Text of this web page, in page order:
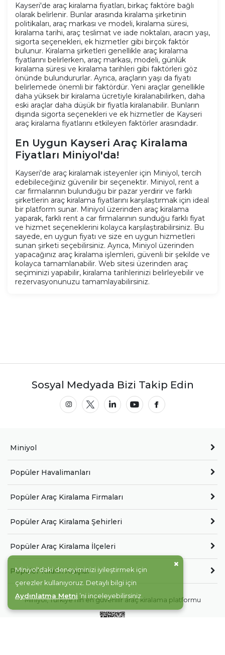
Kayseri'de araç kiralama fiyatları, birkaç faktöre bağlı
olarak belirlenir. Bunlar arasında kiralama şirketinin
politikaları, araç markası ve modeli, kiralama süresi,
kiralama tarihi, araç teslimat ve iade noktaları, aracın yaşı,
sigorta seçenekleri, ek hizmetler gibi birçok faktör
bulunur. Kiralama şirketleri genellikle araç kiralama
fiyatlarını belirlerken, araç markası, modeli, günlük
kiralama süresi ve kiralama tarihleri gibi faktörleri göz
önünde bulundururlar. Ayrıca, araçların yaşı da fiyatı
belirlemede önemli bir faktördür. Yeni araçlar genellikle
daha yüksek bir kiralama ücretiyle kiralanabilirken, daha
eski araçlar daha düşük bir fiyatla kiralanabilir. Bunların
dışında sigorta seçenekleri ve ek hizmetler de Kayseri
araç kiralama fiyatlarını etkileyen faktörler arasındadır.
En Uygun Kayseri Araç Kiralama
Fiyatları Miniyol'da!
Kayseri'de araç kiralamak isteyenler için Miniyol, tercih
edebileceğiniz güvenilir bir seçenektir. Miniyol, rent a
car firmalarının bulunduğu bir pazar yerdirir ve farklı
şirketlerin araç kiralama fiyatlarını karşılaştırmak için ideal
bir platform sunar. Miniyol üzerinden araç kiralama
yaparak, farklı rent a car firmalarının sunduğu farklı fiyat
ve hizmet seçeneklerini kolayca karşılaştırabilirsiniz. Bu
sayede, en uygun fiyatı ve size en uygun hizmetleri
sunan şirketi seçebilirsiniz. Ayrıca, Miniyol üzerinden
yapacağınız araç kiralama işlemleri, güvenli bir şekilde ve
kolayca tamamlanabilir. Web sitesi üzerinden araç
seçiminizi yapabilir, kiralama tarihlerinizi belirleyebilir ve
rezervasyonunuzu tamamlayabilirsiniz.
Sosyal Medyada Bizi Takip Edin
Miniyol
Popüler Havalimanları
Popüler Araç Kiralama Firmaları
Popüler Araç Kiralama Şehirleri
Popüler Araç Kiralama İlçeleri
Popüler Kiralık Araçlar
Miniyol, Türkiye'nin en güvenilir araç kiralama platformu
Miniyol'daki deneyiminizi iyileştirmek için
çerezler kullanıyoruz. Detaylı bilgi için
Aydınlatma Metni’ni inceleyebilirsiniz.